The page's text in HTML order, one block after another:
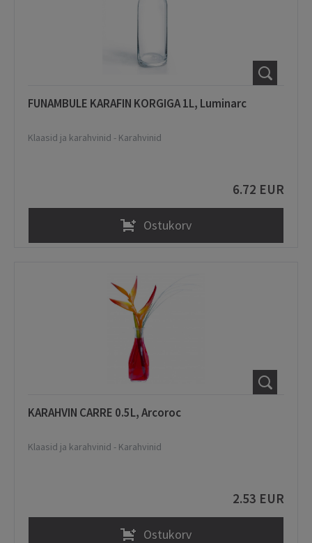
FUNAMBULE KARAFIN KORGIGA 1L, Luminarc
Klaasid ja karahvinid - Karahvinid
6.72 EUR
Ostukorv
KARAHVIN CARRE 0.5L, Arcoroc
Klaasid ja karahvinid - Karahvinid
2.53 EUR
Ostukorv